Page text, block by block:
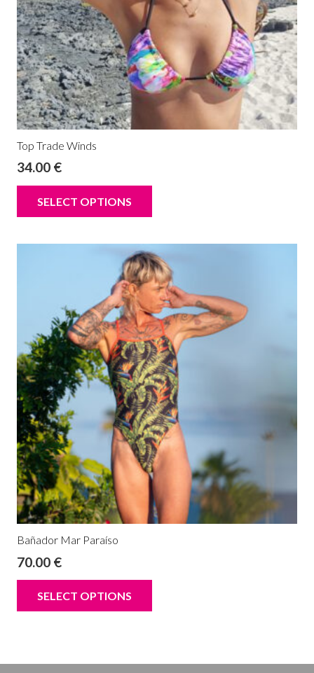
Top Trade Winds
34.00 €
SELECT OPTIONS
Bañador Mar Paraíso
70.00 €
SELECT OPTIONS